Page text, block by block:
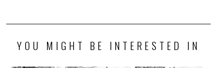
YOU MIGHT BE INTERESTED IN